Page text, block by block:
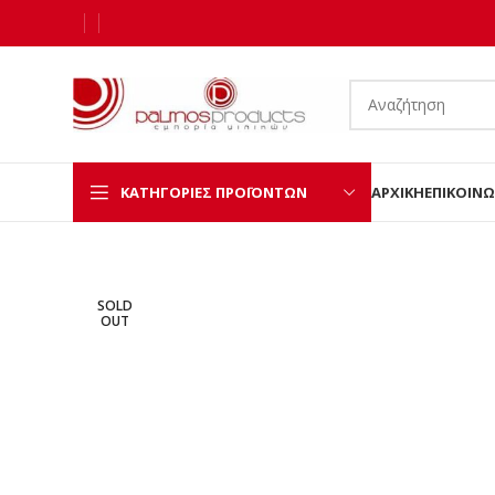
ΚΑΤΗΓΟΡΊΕΣ ΠΡΟΪΌΝΤΩΝ ΑΡΧΙΚΉ
SOLD
OUT